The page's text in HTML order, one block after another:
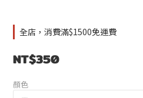
全店，消費滿$1500免運費
NT$350
顏色